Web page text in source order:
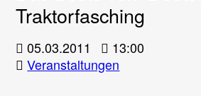
Traktorfasching
05.03.2011
13:00
Veranstaltungen